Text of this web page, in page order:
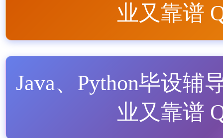
业又靠谱
Java、Python毕设辅
业又靠谱